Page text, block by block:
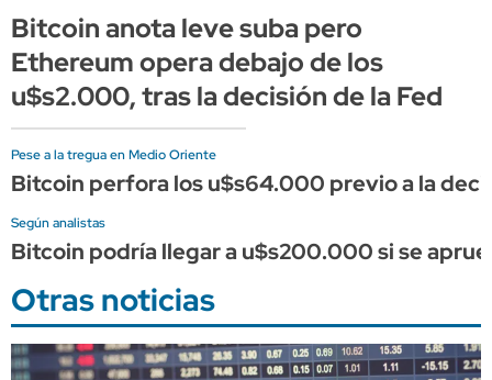
Bitcoin anota leve suba pero
Ethereum opera debajo de los
u$s2.000, tras la decisión de la Fed
Pese a la tregua en Medio Oriente
Bitcoin perfora los u$s64.000 previo a la
Según analistas
Bitcoin podría llegar a u$s200.000 si se
Otras noticias